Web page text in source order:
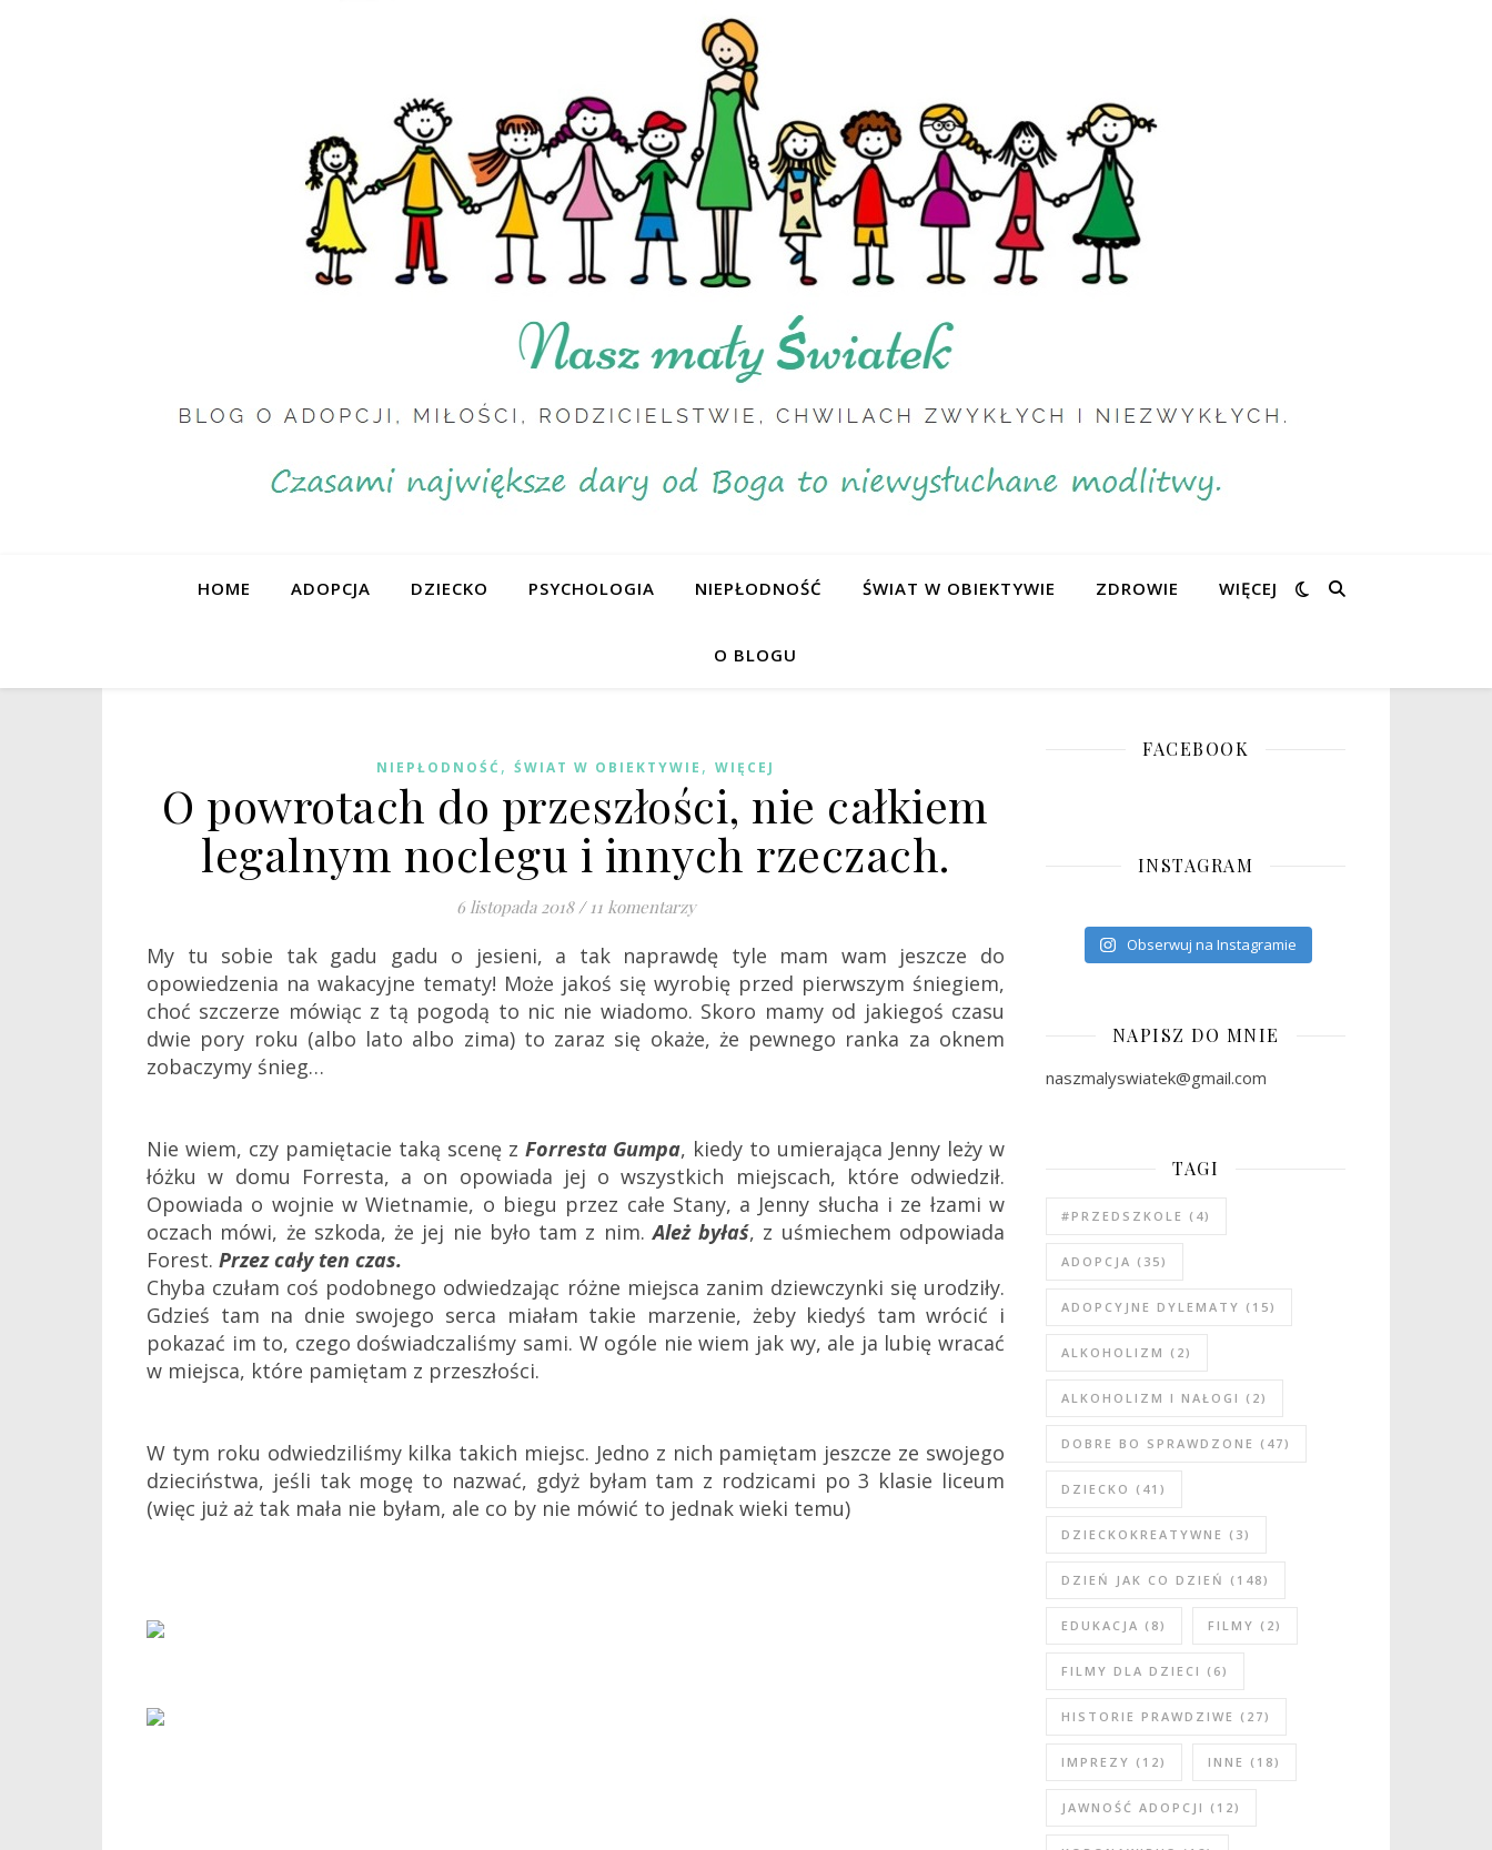
HOME ADOPCJA DZIECKO PSYCHOLOGIA NIEPŁODNOŚĆ ŚWIAT W OBIEKTYWIE ZDROWIE WIĘCEJ
O BLOGU
NIEPŁODNOŚĆ , ŚWIAT W OBIEKTYWIE , WIĘCEJ
O powrotach do przeszłości, nie całkiem
legalnym noclegu i innych rzeczach.
6 listopada 2018 / 11 komentarzy
My tu sobie tak gadu gadu o jesieni, a tak naprawdę tyle mam wam jeszcze do
opowiedzenia na wakacyjne tematy! Może jakoś się wyrobię przed pierwszym śniegiem,
choć szczerze mówiąc z tą pogodą to nic nie wiadomo. Skoro mamy od jakiegoś czasu
dwie pory roku (albo lato albo zima) to zaraz się okaże, że pewnego ranka za oknem
zobaczymy śnieg…
Nie wiem, czy pamiętacie taką scenę z Forresta Gumpa, kiedy to umierająca Jenny leży w
łóżku w domu Forresta, a on opowiada jej o wszystkich miejscach, które odwiedził.
Opowiada o wojnie w Wietnamie, o biegu przez całe Stany, a Jenny słucha i ze łzami w
oczach mówi, że szkoda, że jej nie było tam z nim.Ależ byłaś, z uśmiechem odpowiada
Forest. Przez cały ten czas.
Chyba czułam coś podobnego odwiedzając różne miejsca zanim dziewczynki się urodziły.
Gdzieś tam na dnie swojego serca miałam takie marzenie, żeby kiedyś tam wrócić i
pokazać im to, czego doświadczaliśmy sami. W ogóle nie wiem jak wy, ale ja lubię wracać
w miejsca, które pamiętam z przeszłości.
W tym roku odwiedziliśmy kilka takich miejsc. Jedno z nich pamiętam jeszcze ze swojego
dzieciństwa, jeśli tak mogę to nazwać, gdyż byłam tam z rodzicami po 3 klasie liceum
(więc już aż tak mała nie byłam, ale co by nie mówić to jednak wieki temu)
FACEBOOK
INSTAGRAM
Obserwuj na Instagramie
NAPISZ DO MNIE
naszmalyswiatek@gmail.com
TAGI
#PRZEDSZKOLE (4)
ADOPCJA (35)
ADOPCYJNE DYLEMATY (15)
ALKOHOLIZM (2)
ALKOHOLIZM I NAŁOGI (2)
DOBRE BO SPRAWDZONE (47)
DZIECKO (41)
DZIECKOKREATYWNE (3)
DZIEŃ JAK CO DZIEŃ (148)
EDUKACJA (8) FILMY (2)
FILMY DLA DZIECI (6)
HISTORIE PRAWDZIWE (27)
IMPREZY (12) INNE (18)
JAWNOŚĆ ADOPCJI (12)